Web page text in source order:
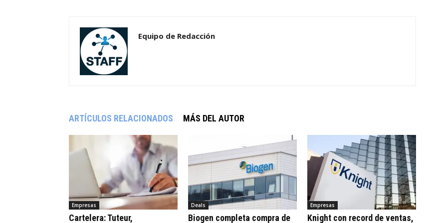
Equipo de Redacción
ARTÍCULOS RELACIONADOS MÁS DEL AUTOR
Empresas
Cartelera: Tuteur,
Deals
Biogen completa compra de
Empresas
Knight con record de ventas,